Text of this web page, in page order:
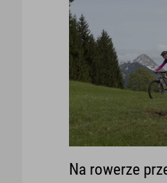
Na rowerze